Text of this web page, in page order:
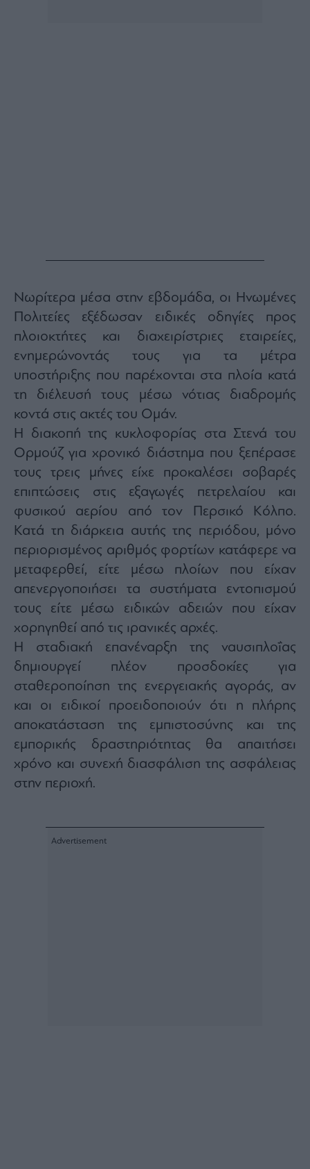
Νωρίτερα μέσα στην εβδομάδα, οι Ηνωμένες
Πολιτείες εξέδωσαν ειδικές οδηγίες προς
πλοιοκτήτες και διαχειρίστριες εταιρείες,
ενημερώνοντάς τους για τα μέτρα
υποστήριξης που παρέχονται στα πλοία κατά
τη διέλευσή τους μέσω νότιας διαδρομής
κοντά στις ακτές του Ομάν.
Η διακοπή της κυκλοφορίας στα Στενά του
Ορμούζ για χρονικό διάστημα που ξεπέρασε
τους τρεις μήνες είχε προκαλέσει σοβαρές
επιπτώσεις στις εξαγωγές πετρελαίου και
φυσικού αερίου από τον Περσικό Κόλπο.
Κατά τη διάρκεια αυτής της περιόδου, μόνο
περιορισμένος αριθμός φορτίων κατάφερε να
μεταφερθεί, είτε μέσω πλοίων που είχαν
απενεργοποιήσει τα συστήματα εντοπισμού
τους είτε μέσω ειδικών αδειών που είχαν
χορηγηθεί από τις ιρανικές αρχές.
Η σταδιακή επανέναρξη της ναυσιπλοΐας
δημιουργεί πλέον προσδοκίες για
σταθεροποίηση της ενεργειακής αγοράς, αν
και οι ειδικοί προειδοποιούν ότι η πλήρης
αποκατάσταση της εμπιστοσύνης και της
εμπορικής δραστηριότητας θα απαιτήσει
χρόνο και συνεχή διασφάλιση της ασφάλειας
στην περιοχή.